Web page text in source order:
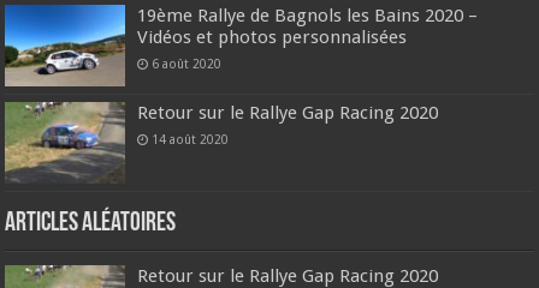
19ème Rallye de Bagnols les Bains 2020 –
Vidéos et photos personnalisées
6 août 2020
Retour sur le Rallye Gap Racing 2020
14 août 2020
Articles aléatoires
Retour sur le Rallye Gap Racing 2020